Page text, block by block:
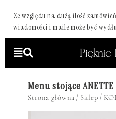
Ze względu na dużą ilość
wiadomości i maile może być
Menu stojące ANETTE
Strona główna / Sklep /